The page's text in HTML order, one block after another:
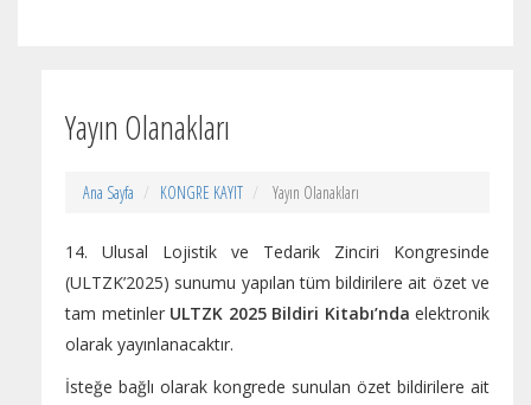
Yayın Olanakları
Ana Sayfa KONGRE KAYIT Yayın Olanakları
14. Ulusal Lojistik ve Tedarik Zinciri Kongresinde
(ULTZK’2025) sunumu yapılan tüm bildirilere ait özet ve
tam metinler ULTZK 2025 Bildiri Kitabı’nda elektronik
olarak yayınlanacaktır.
İsteğe bağlı olarak kongrede sunulan özet bildirilere ait